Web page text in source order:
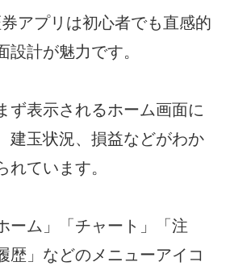
アプリは初心者でも直感的
設計が魅力です。
ず表示されるホーム画面に
建玉状況、損益などがわか
れています。
ーム」「チャート」「注
歴」などのメニューアイコ